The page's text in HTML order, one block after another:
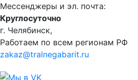
Мессенджеры и эл. почта:
Круглосуточно
г. Челябинск,
Работаем по всем регионам РФ
zakaz@tralnegabarit.ru